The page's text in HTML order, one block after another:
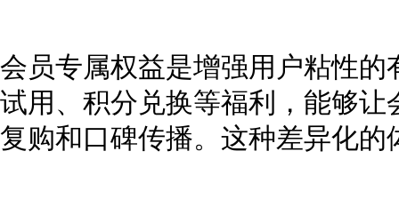
会员专属权益是增强用户粘性
试用、积分兑换等福利，能够
复购和口碑传播。这种差异化